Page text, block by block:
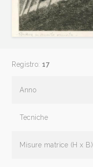
Registro: 17
Anno
Tecniche
Misure matrice (H x B)